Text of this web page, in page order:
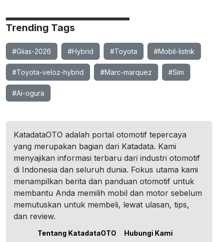
Trending Tags
#Giias-2026 #Hybrid #Toyota #Mobil-listrik
#Toyota-veloz-hybrid #Marc-marquez #Sim
#Ai-ogura
KatadataOTO adalah portal otomotif tepercaya
yang merupakan bagian dari Katadata. Kami
menyajikan informasi terbaru dari industri otomotif
di Indonesia dan seluruh dunia. Fokus utama kami
menampilkan berita dan panduan otomotif untuk
membantu Anda memilih mobil dan motor sebelum
memutuskan untuk membeli, lewat ulasan, tips,
dan review.
Tentang KatadataOTO Hubungi Kami